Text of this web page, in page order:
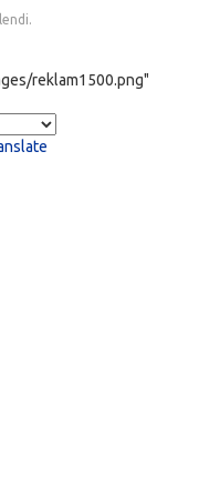
reklam1500.png"